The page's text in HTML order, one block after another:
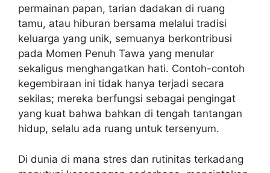
permainan papan, tarian dadakan di ruang
tamu, atau hiburan bersama melalui tradisi
keluarga yang unik, semuanya berkontribusi
pada Momen Penuh Tawa yang menular
sekaligus menghangatkan hati. Contoh-contoh
kegembiraan ini tidak hanya terjadi secara
sekilas; mereka berfungsi sebagai pengingat
yang kuat bahwa bahkan di tengah tantangan
hidup, selalu ada ruang untuk tersenyum.
Di dunia di mana stres dan rutinitas terkadang